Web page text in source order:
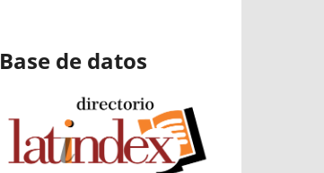
Base de datos